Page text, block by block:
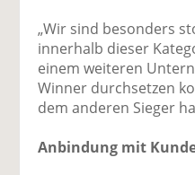
„Wir sind besonders
innerhalb dieser
einem weiteren
Winner durchsetzen
dem anderen Sieger
Anbindung mit